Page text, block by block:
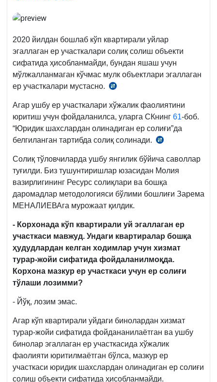
2020 йилдан бошлаб кўп квартирали уйлар
эгаллаган ер участкалари солиқ солиш объекти
сифатида ҳисобланмайди, бундан яшаш учун
мўлжалланмаган кўчмас мулк объектлари эгаллаган
ер участкалари мустасно.
м.
2-
қ.
12-
б.
Агар ушбу ер участкалари хўжалик фаолиятини
юритиш учун фойдаланилса, уларга СКнинг 61-боб.
“Юридик шахслардан олинадиган ер солиғи”да
белгиланган тартибда солиқ солинади.
Солиқ тўловчиларда ушбу янгилик бўйича саволлар
туғилди. Биз тушунтиришлар юзасидан Молия
вазирлигининг Ресурс солиқлари ва бошқа
даромадлар методологияси бўлими бошлиғи Зарема
МЕНАЛИЕВАга мурожаат қилдик.
- Корхонада кўп квартирали уй эгаллаган ер
участкаси мавжуд. Ундаги квартиралар бошқа
ҳудудлардан келган ходимлар учун хизмат
турар-жойи сифатида фойдаланилмоқда.
Корхона мазкур ер участкаси учун ер солиғи
тўлаши лозимми?
- Йўқ, лозим эмас.
Агар кўп квартирали уйдаги бинолардан хизмат
турар-жойи сифатида фойдананилаётган ва ушбу
бинолар эгаллаган ер участкасида хўжалик
фаолияти юритилмаётган бўлса, мазкур ер
участкаси юридик шахслардан олинадиган ер солиғи
солиш объекти сифатида ҳисобланмайди.